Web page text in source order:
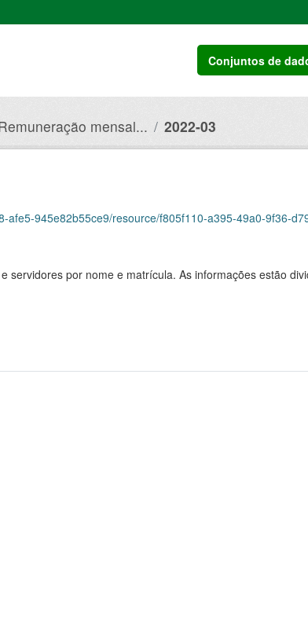
Conjuntos de
mensal... 2022-03
resource/f805f110-a395-49a0-9f36-
servidores por nome e matrícula. As informações estão